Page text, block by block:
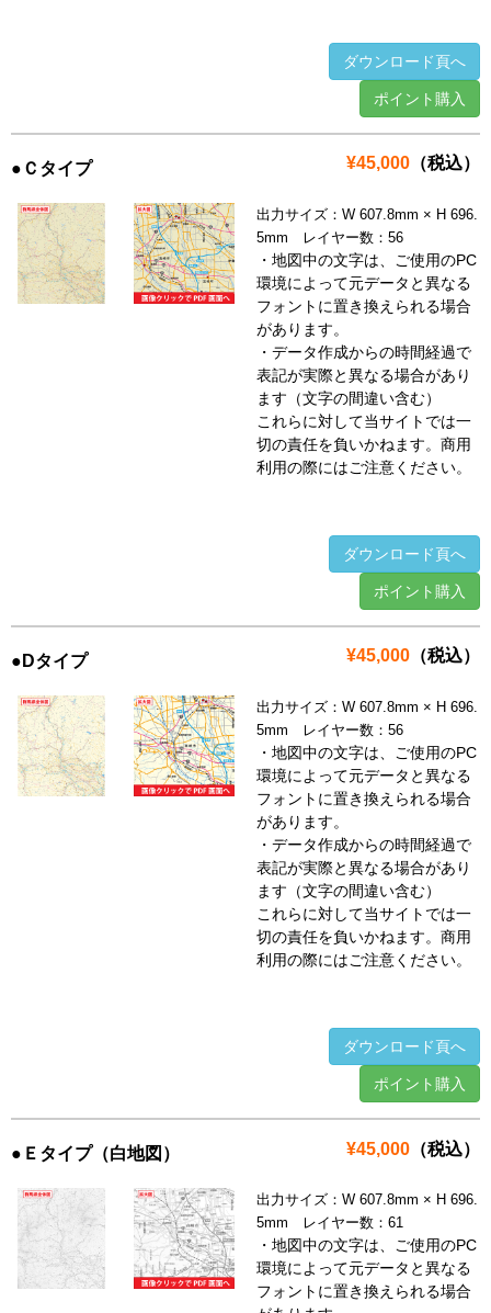
ダウンロード頁へ
ポイント購入
¥45,000 （税込）
●Ｃタイプ
出力サイズ：W 607.8mm × H 696.
5mm レイヤー数：56
・地図中の文字は、ご使用のPC
環境によって元データと異なる
フォントに置き換えられる場合
があります。
・データ作成からの時間経過で
表記が実際と異なる場合があり
ます（文字の間違い含む）
これらに対して当サイトでは一
切の責任を負いかねます。商用
利用の際にはご注意ください。
ダウンロード頁へ
ポイント購入
¥45,000 （税込）
●Dタイプ
出力サイズ：W 607.8mm × H 696.
5mm レイヤー数：56
・地図中の文字は、ご使用のPC
環境によって元データと異なる
フォントに置き換えられる場合
があります。
・データ作成からの時間経過で
表記が実際と異なる場合があり
ます（文字の間違い含む）
これらに対して当サイトでは一
切の責任を負いかねます。商用
利用の際にはご注意ください。
ダウンロード頁へ
ポイント購入
¥45,000 （税込）
●Ｅタイプ（白地図）
出力サイズ：W 607.8mm × H 696.
5mm レイヤー数：61
・地図中の文字は、ご使用のPC
環境によって元データと異なる
フォントに置き換えられる場合